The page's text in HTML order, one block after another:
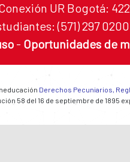
UR Bogotá: 422
(571) 297
- Oportunidades de
Derechos Pecuniarios,
58 del 16 de septiembre de 1895